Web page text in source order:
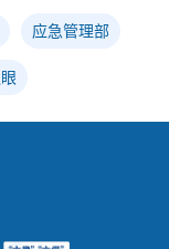
应急管理部